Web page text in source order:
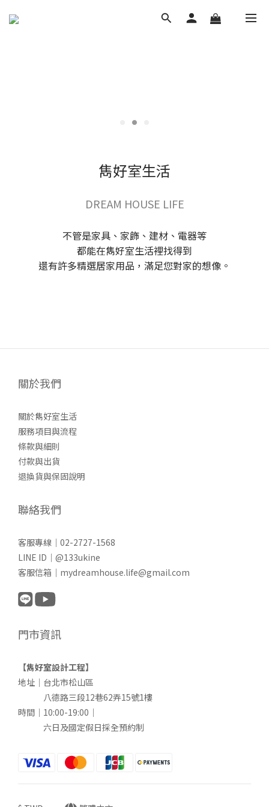
雋好室生活
DREAM HOUSE LIFE
不管是家具、家飾、建材、電器等
都能在雋好室生活裡找得到
還有許多精選居家用品，滿足您對家的想像。
關於我們
關於雋好室生活
服務項目與流程
條款與細則
付款與出貨
退換貨與保固說明
聯絡我們
客服專線｜02-2727-1568
LINE ID｜@133ukine
客服信箱｜mydreamhouse.life@gmail.com
門市資訊
【雋好室設計工程】
地址｜台北市松山區
八德路三段12巷62弄15號1樓
時間｜10:00-19:00｜
六日及國定假日採全預約制